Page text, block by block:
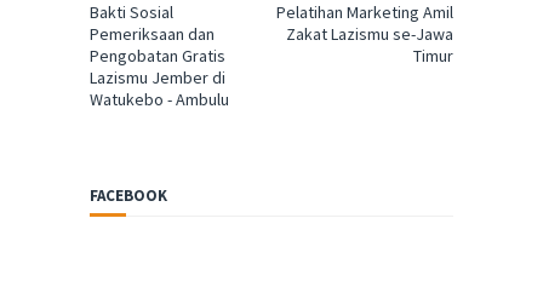
Pelatihan Marketing Amil
Zakat Lazismu se-Jawa
Timur
Bakti Sosial
Pemeriksaan dan
Pengobatan Gratis
Lazismu Jember di
Watukebo - Ambulu
FACEBOOK